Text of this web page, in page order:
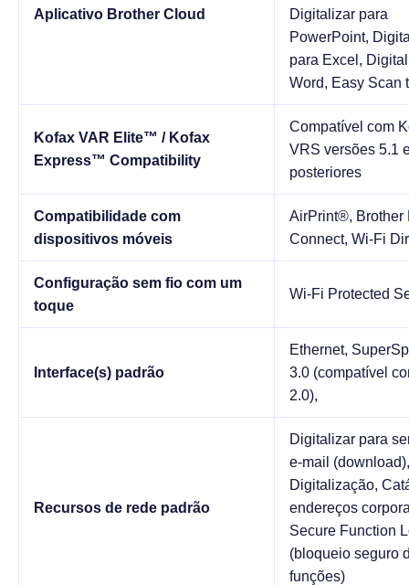
Aplicativo Brother Cloud
Digitalizar para
PowerPoint,
para Excel,
Word, Easy Scan
Kofax VAR Elite™ / Kofax
Express™ Compatibility
Compatível com
VRS versões 5.1
posteriores
Compatibilidade com
dispositivos móveis
AirPrint®, Brother
Connect, Wi-Fi
Configuração sem fio com um
toque
Wi-Fi Protected
Interface(s) padrão
Ethernet,
3.0 (compatível
2.0),
Recursos de rede padrão
Digitalizar para
e-mail (download),
Digitalização,
endereços
Secure Function
(bloqueio seguro
funções)